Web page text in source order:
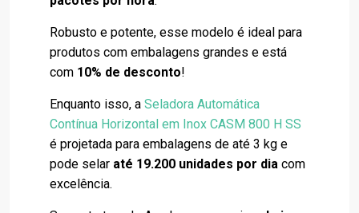
Robusto e potente, esse modelo é ideal para
produtos com embalagens grandes e está
com 10% de desconto!
Enquanto isso, a Seladora Automática
Contínua Horizontal em Inox CASM 800 H SS
é projetada para embalagens de até 3 kg e
pode selar até 19.200 unidades por dia com
excelência.